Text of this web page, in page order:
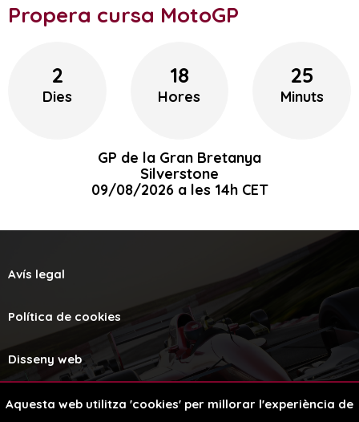
Propera cursa MotoGP
2
Dies
18
Hores
25
Minuts
GP de la Gran Bretanya
Silverstone
09/08/2026 a les 14h CET
Avís legal
Política de cookies
Disseny web
Aquesta web utilitza 'cookies' per millorar l'experiència de